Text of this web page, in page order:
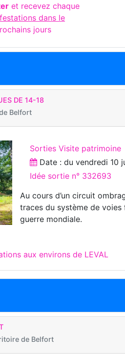
et recevez chaque
dans le
jours
DE 14-18
Belfort
Sorties Visite patrimoine
Date : du vendredi 10
Idée sortie n° 332693
Au cours d’un circuit
traces du système de
guerre mondiale.
aux environs de LEVAL
de Belfort